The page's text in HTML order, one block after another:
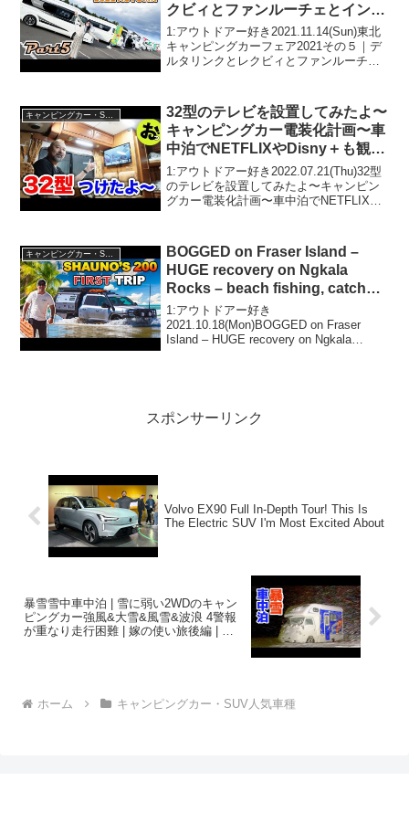
クビィとファンルーチェとインデ
ィアナRVとaddsetとティピーア
ウトドアデザインとアドリア
1:アウトドアー好き2021.11.14(Sun)東北
キャンピングカーフェア2021その５｜デ
ルタリンクとレクビィとファンルーチェ
話題らしいぞ、見逃さないで！！...
32型のテレビを設置してみたよ〜
キャンピングカー電装化計画〜車
中泊でNETFLIXやDisny＋も観れ
ちゃう！！
1:アウトドアー好き2022.07.21(Thu)32型
のテレビを設置してみたよ〜キャンピン
グカー電装化計画〜車中泊でNETFLIXや
アー好き2022.07.2...
BOGGED on Fraser Island –
HUGE recovery on Ngkala
Rocks – beach fishing, catch
and cook
1:アウトドアー好き
2021.10.18(Mon)BOGGED on Fraser
Island – HUGE recovery on Ngkala
スポンサーリンク
Volvo EX90 Full In-Depth Tour! This Is
The Electric SUV I'm Most Excited About
暴雪雪中車中泊 | 雪に弱い2WDのキャン
ピングカー強風&大雪&風雪&波浪 4警報
が重なり走行困難 | 嫁の使い旅後編 | 特
ホーム キャンピングカー・SUV人気車種